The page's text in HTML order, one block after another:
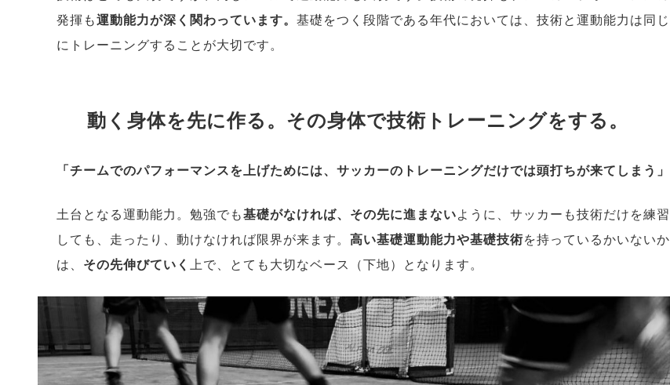
発揮も運動能力が深く関わっています。 基礎をつく段階である年代においては、技術と運動能力は同じ
にトレーニングすることが大切です。
動く身体を先に作る。その身体で技術トレーニングをする。
「チームでのパフォーマンスを上げためには、サッカーのトレーニングだけでは頭打ちが来てしまう」
土台となる運動能力。勉強でも基礎がなければ、その先に進まないように、サッカーも技術だけを練習
しても、走ったり、動けなければ限界が来ます。 高い基礎運動能力や基礎技術を持っているかいないか
は、 その先伸びていく 上で、とても大切なベース（下地）となります。